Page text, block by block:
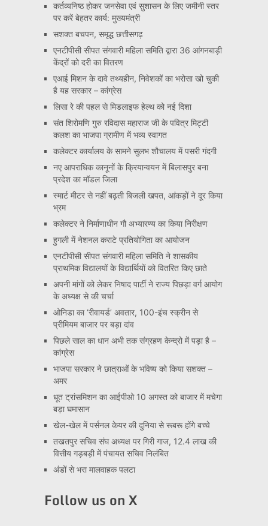
कर्तव्यनिष्ठ होकर जनसेवा एवं सुशासन के लिए जमीनी स्तर
पर करें बेहतर कार्य: मुख्यमंत्री
सशक्त बचपन, समृद्ध छत्तीसगढ़
एनटीपीसी सीपत संगवारी महिला समिति द्वारा 36 आंगनबाड़ी
केंद्रों को दरी का वितरण
एआई मिशन के दावे तथ्यहीन, निवेशकों का भरोसा खो चुकी
है यह सरकार – कांग्रेस
लिसा रे की पहल से मिडलाइफ हेल्थ को नई दिशा
संत शिरोमणि गुरु रविदास महाराज जी के पवित्र मिट्टी
कलश का भाजपा ग्रामीण में भव्य स्वागत
कलेक्टर कार्यालय के सामने सुलभ शौचालय में पसरी गंदगी
नए आपराधिक कानूनों के क्रियान्वयन में बिलासपुर बना
प्रदेश का मॉडल जिला
स्मार्ट मीटर से नहीं बढ़ती बिजली खपत, आंकड़ों ने दूर किया
भ्रम
कलेक्टर ने निर्माणाधीन गौ अभ्यारण्य का किया निरीक्षण
हुगली में नेशनल कराटे प्रतियोगिता का आयोजन
एनटीपीसी सीपत संगवारी महिला समिति ने शासकीय
प्राथमिक विद्यालयों के विद्यार्थियों को वितरित किए छाते
अपनी मांगों को लेकर निषाद पार्टी ने राज्य पिछड़ा वर्ग आयोग
के अध्यक्ष से की चर्चा
ओनिडा का ‘रीवायर्ड’ अवतार, 100-इंच स्क्रीन से
प्रीमियम बाजार पर बड़ा दांव
पिछले साल का धान अभी तक संग्रहण केन्द्रो में पड़ा है –
कांग्रेस
भाजपा सरकार ने छात्राओं के भविष्य को किया सशक्त –
अमर
धूत ट्रांसमिशन का आईपीओ 10 अगस्त को बाजार में मचेगा
बड़ा घमासान
खेल-खेल में पर्सनल केयर की दुनिया से रूबरू होंगे बच्चे
तखतपुर सचिव संघ अध्यक्ष पर गिरी गाज, 12.4 लाख की
वित्तीय गड़बड़ी में पंचायत सचिव निलंबित
अंडों से भरा मालवाहक पलटा
Follow us on X